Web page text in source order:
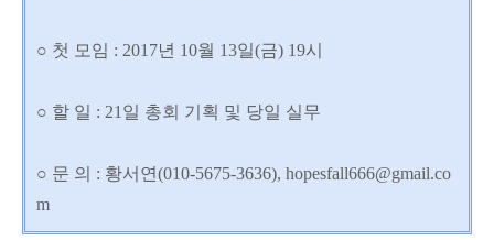
○ 첫 모임 : 2017년 10월 13일(금) 19시
○ 할 일 : 21일 총회 기획 및 당일 실무
○ 문 의 : 황서연(010-5675-3636), hopesfall666@gmail.co
m